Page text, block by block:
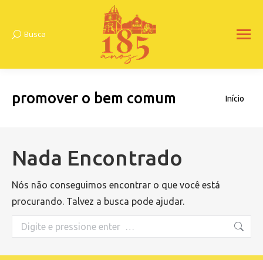
Search:
Busca
promover o bem comum
Você está
Início
Nada Encontrado
Nós não conseguimos encontrar o que você está
procurando. Talvez a busca pode ajudar.
Search: